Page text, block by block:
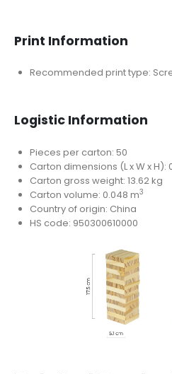
Print Information
Recommended print type:
Logistic Information
Pieces per carton: 50
Carton dimensions (L x W x H):
Carton gross weight: 13.62 kg
Carton volume: 0.048 m3
Country of origin: China
HS code: 950300610000